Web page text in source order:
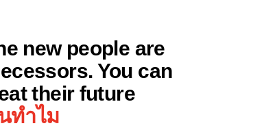
new people are
You can
their future
ทำไม